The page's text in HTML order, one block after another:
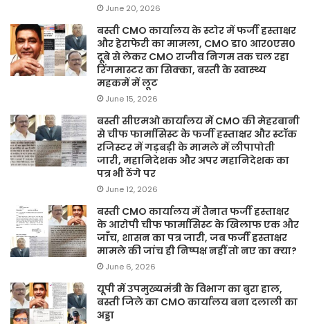
June 20, 2026
बस्ती CMO कार्यालय के स्टोर में फर्जी हस्ताक्षर
और हेराफेरी का मामला, CMO डा० आर०एस०
दूबे से लेकर CMO राजीव निगम तक चल रहा
रिंगमास्टर का सिक्का, बस्ती के स्वास्थ्य
महकमें में लूट
June 15, 2026
बस्ती सीएमओ कार्यालय में CMO की मेहरबानी
से चीफ फार्मासिस्ट के फर्जी हस्ताक्षर और स्टॉक
रजिस्टर में गड़बड़ी के मामले में लीपापोती
जारी, महानिदेशक और अपर महानिदेशक का
पत्र भी ठेंगे पर
June 12, 2026
बस्ती CMO कार्यालय में तैनात फर्जी हस्ताक्षर
के आरोपी चीफ फार्मासिस्ट के खिलाफ एक और
जाँच, शासन का पत्र जारी, जब फर्जी हस्ताक्षर
मामले की जांच ही निष्पक्ष नहीं तो नए का क्या?
June 6, 2026
यूपी में उपमुख्यमंत्री के विभाग का बुरा हाल,
बस्ती जिले का CMO कार्यालय बना दलाली का
अड्डा